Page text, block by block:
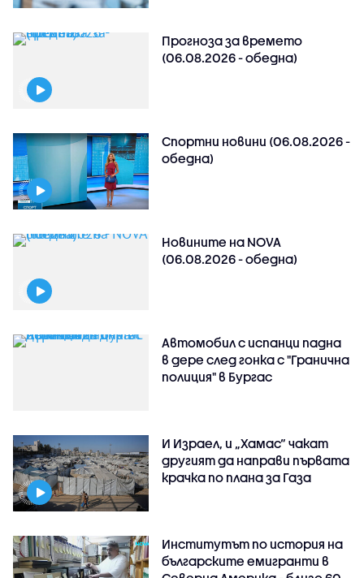
Прогноза за времето
(06.08.2026 - обедна)
Спортни новини (06.08.2026 -
обедна)
Новините на NOVA
(06.08.2026 - обедна)
Автомобил с испанци падна
в дере след гонка с "Гранична
полиция" в Бургас
И Израел, и „Хамас“ чакат
другият да направи първата
крачка по плана за Газа
Институтът по история на
българските емигранти в